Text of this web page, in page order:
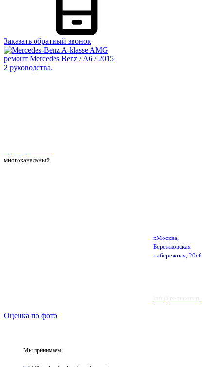
Заказать обратный звонок
ремонт Mercedes Benz / A6 / 2015
2 руководства.
многоканальный
г.Москва,
Бережковская
набережная, 20с6
Оценка по фото
Мы принимаем: